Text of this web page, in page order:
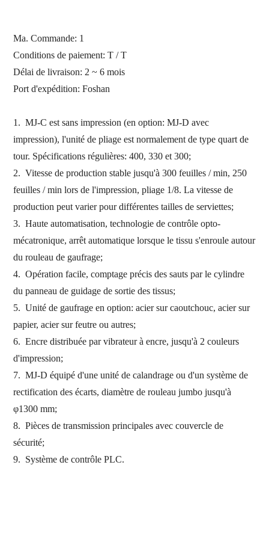
Ma. Commande: 1
Conditions de paiement: T / T
Délai de livraison: 2 ~ 6 mois
Port d'expédition:Foshan
1.MJ-C est sans impression (en option: MJ-D avec
impression), l'unité de pliage est normalement de type quart de
tour. Spécifications régulières: 400, 330 et 300;
2.Vitesse de production stable jusqu'à 300 feuilles / min, 250
feuilles / min lors de l'impression, pliage 1/8. La vitesse de
production peut varier pour différentes tailles de serviettes;
3.Haute automatisation, technologie de contrôle opto-
mécatronique, arrêt automatique lorsque le tissu s'enroule autour
du rouleau de gaufrage;
4.Opération facile, comptage précis des sauts par le cylindre
du panneau de guidage de sortie des tissus;
5.Unité de gaufrage en option: acier sur caoutchouc, acier sur
papier, acier sur feutre ou autres;
6.Encre distribuée par vibrateur à encre, jusqu'à 2 couleurs
d'impression;
7.MJ-D équipé d'une unité de calandrage ou d'un système de
rectification des écarts, diamètre de rouleau jumbo jusqu'à
φ1300 mm;
8.Pièces de transmission principales avec couvercle de
sécurité;
9. Système de contrôle PLC.